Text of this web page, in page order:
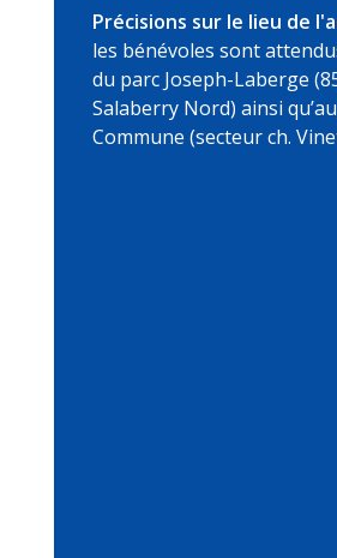
Précisions sur le lieu de
les bénévoles sont
du parc Joseph-Laberge
Salaberry Nord) ainsi
Commune (secteur ch.